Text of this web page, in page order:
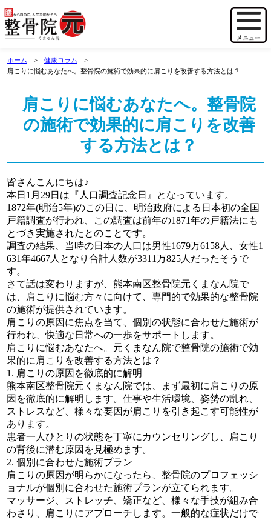
ホーム
健康コラム
肩こりに悩むあなたへ。整骨院の施術で効果的に肩こりを改善する方法とは？
肩こりに悩むあなたへ。整骨院
の施術で効果的に肩こりを改善
する方法とは？
皆さんこんにちは♪
本日1月29日は『人口調査記念日』となっています。
1872年(明治5年)のこの日に、明治政府による日本初の全国
戸籍調査が行われ、この調査は前年の1871年の戸籍法にも
とづき実施されたとのことです。
調査の結果、当時の日本の人口は男性1679万6158人、女性1
631年4667人となり合計人数が3311万825人だったそうで
す。
さて話は変わりますが、熊本南区整骨院元くまなん院で
は、肩こりに悩む方々に向けて、専門的で効果的な整骨院
の施術が提供されています。
肩こりの原因に焦点を当て、個別の状態に合わせた施術が
行われ、快適な日常への一歩をサポートします。
肩こりに悩むあなたへ。元くまなん院で整骨院の施術で効
果的に肩こりを改善する方法とは？
1. 肩こりの原因を徹底的に解明
熊本南区整骨院元くまなん院では、まず最初に肩こりの原
因を徹底的に解明します。仕事や生活環境、姿勢の乱れ、
ストレスなど、様々な要因が肩こりを引き起こす可能性が
あります。
患者一人ひとりの状態を丁寧にカウンセリングし、肩こり
の背後に潜む原因を見極めます。
2. 個別に合わせた施術プラン
肩こりの原因が明らかになったら、整骨院のプロフェッシ
ョナルが個別に合わせた施術プランが立てられます。
マッサージ、ストレッチ、矯正など、様々な手技が組み合
わさり、肩こりにアプローチします。一般的な症状だけで